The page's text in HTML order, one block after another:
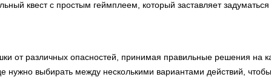
квест с простым геймплеем, который заставляет задуматься
от различных опасностей, принимая правильные решения на
нужно выбирать между несколькими вариантами действий, чтобы